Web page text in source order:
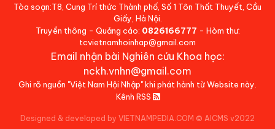
Tòa soạn:T8, Cung Trí thức Thành phố, Số 1 Tôn Thất Thuyết, Cầu
Giấy, Hà Nội.
Truyền thông - Quảng cáo: 0826166777 - Hòm thư:
tcvietnamhoinhap@gmail.com
Email nhận bài Nghiên cứu Khoa học:
nckh.vnhn@gmail.com
Ghi rõ nguồn "Việt Nam Hội Nhập" khi phát hành từ Website này.
Kênh RSS
Designed & developed by VIETNAMPEDIA.COM © AICMS v2022